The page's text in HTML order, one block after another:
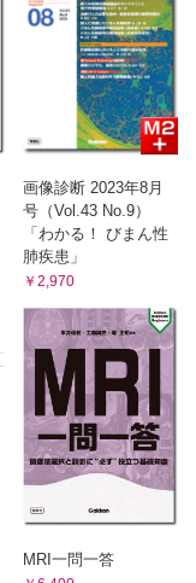
画像診断 2023年8月
号（Vol.43 No.9）
「わかる！ びまん性
肺疾患」
￥2,970
MRI一問一答